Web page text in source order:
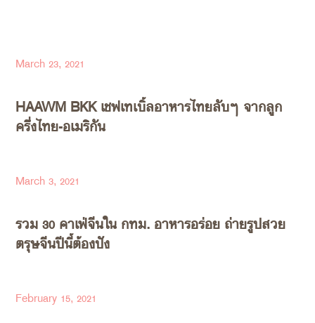
March 23, 2021
HAAWM BKK เชฟเทเบิ้ลอาหารไทยลับๆ จากลูก
ครึ่งไทย-อเมริกัน
March 3, 2021
รวม 30 คาเฟ่จีนใน กทม. อาหารอร่อย ถ่ายรูปสวย
ตรุษจีนปีนี้ต้องปัง
February 15, 2021